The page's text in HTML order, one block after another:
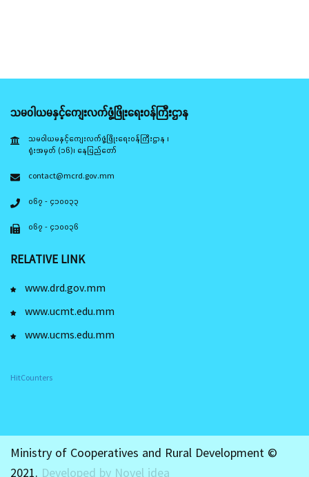
သမဝါယမနှင့်ကျေးလက်ဖွံ့ဖြိုးရေးဝန်ကြီးဌာန
သမဝါယမနှင့်ကျေးလက်ဖွံ့ဖြိုးရေးဝန်ကြီးဌာန ၊
ရုံးအမှတ် (၁၆)၊ နေပြည်တော်
contact@mcrd.gov.mm
၀၆၇ - ၄၁၀၀၃၃
၀၆၇ - ၄၁၀၀၃၆
RELATIVE LINK
www.drd.gov.mm
www.ucmt.edu.mm
www.ucms.edu.mm
HitCounters
Ministry of Cooperatives and Rural Development ©
2021. Developed by Novel idea